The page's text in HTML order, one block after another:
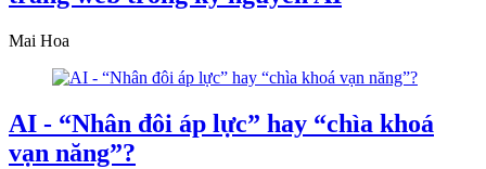
Mai Hoa
AI - “Nhân đôi áp lực” hay “chìa khoá
vạn năng”?